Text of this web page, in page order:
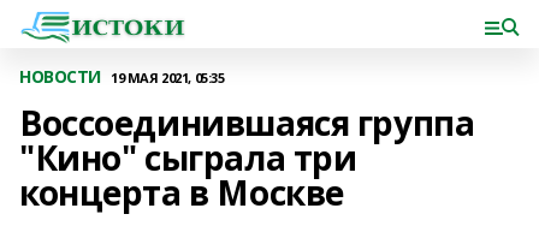
НОВОСТИ 19 МАЯ 2021, 05:35
Воссоединившаяся группа
"Кино" сыграла три
концерта в Москве